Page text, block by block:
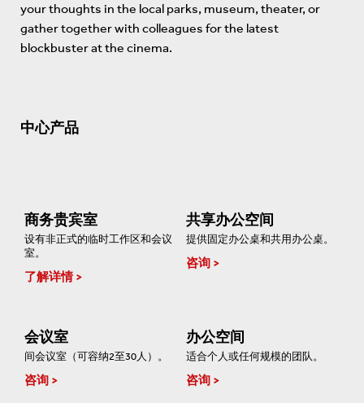
your thoughts in the local parks, museum, theater, or
gather together with colleagues for the latest
blockbuster at the cinema.
中心产品
商务贵宾室
设有非正式的临时工作区和会议
室。
了解详情
共享办公空间
提供固定办公桌和共用办公桌。
咨询
会议室
间会议室（可容纳2至30人）。
咨询
办公空间
适合个人或任何规模的团队。
咨询